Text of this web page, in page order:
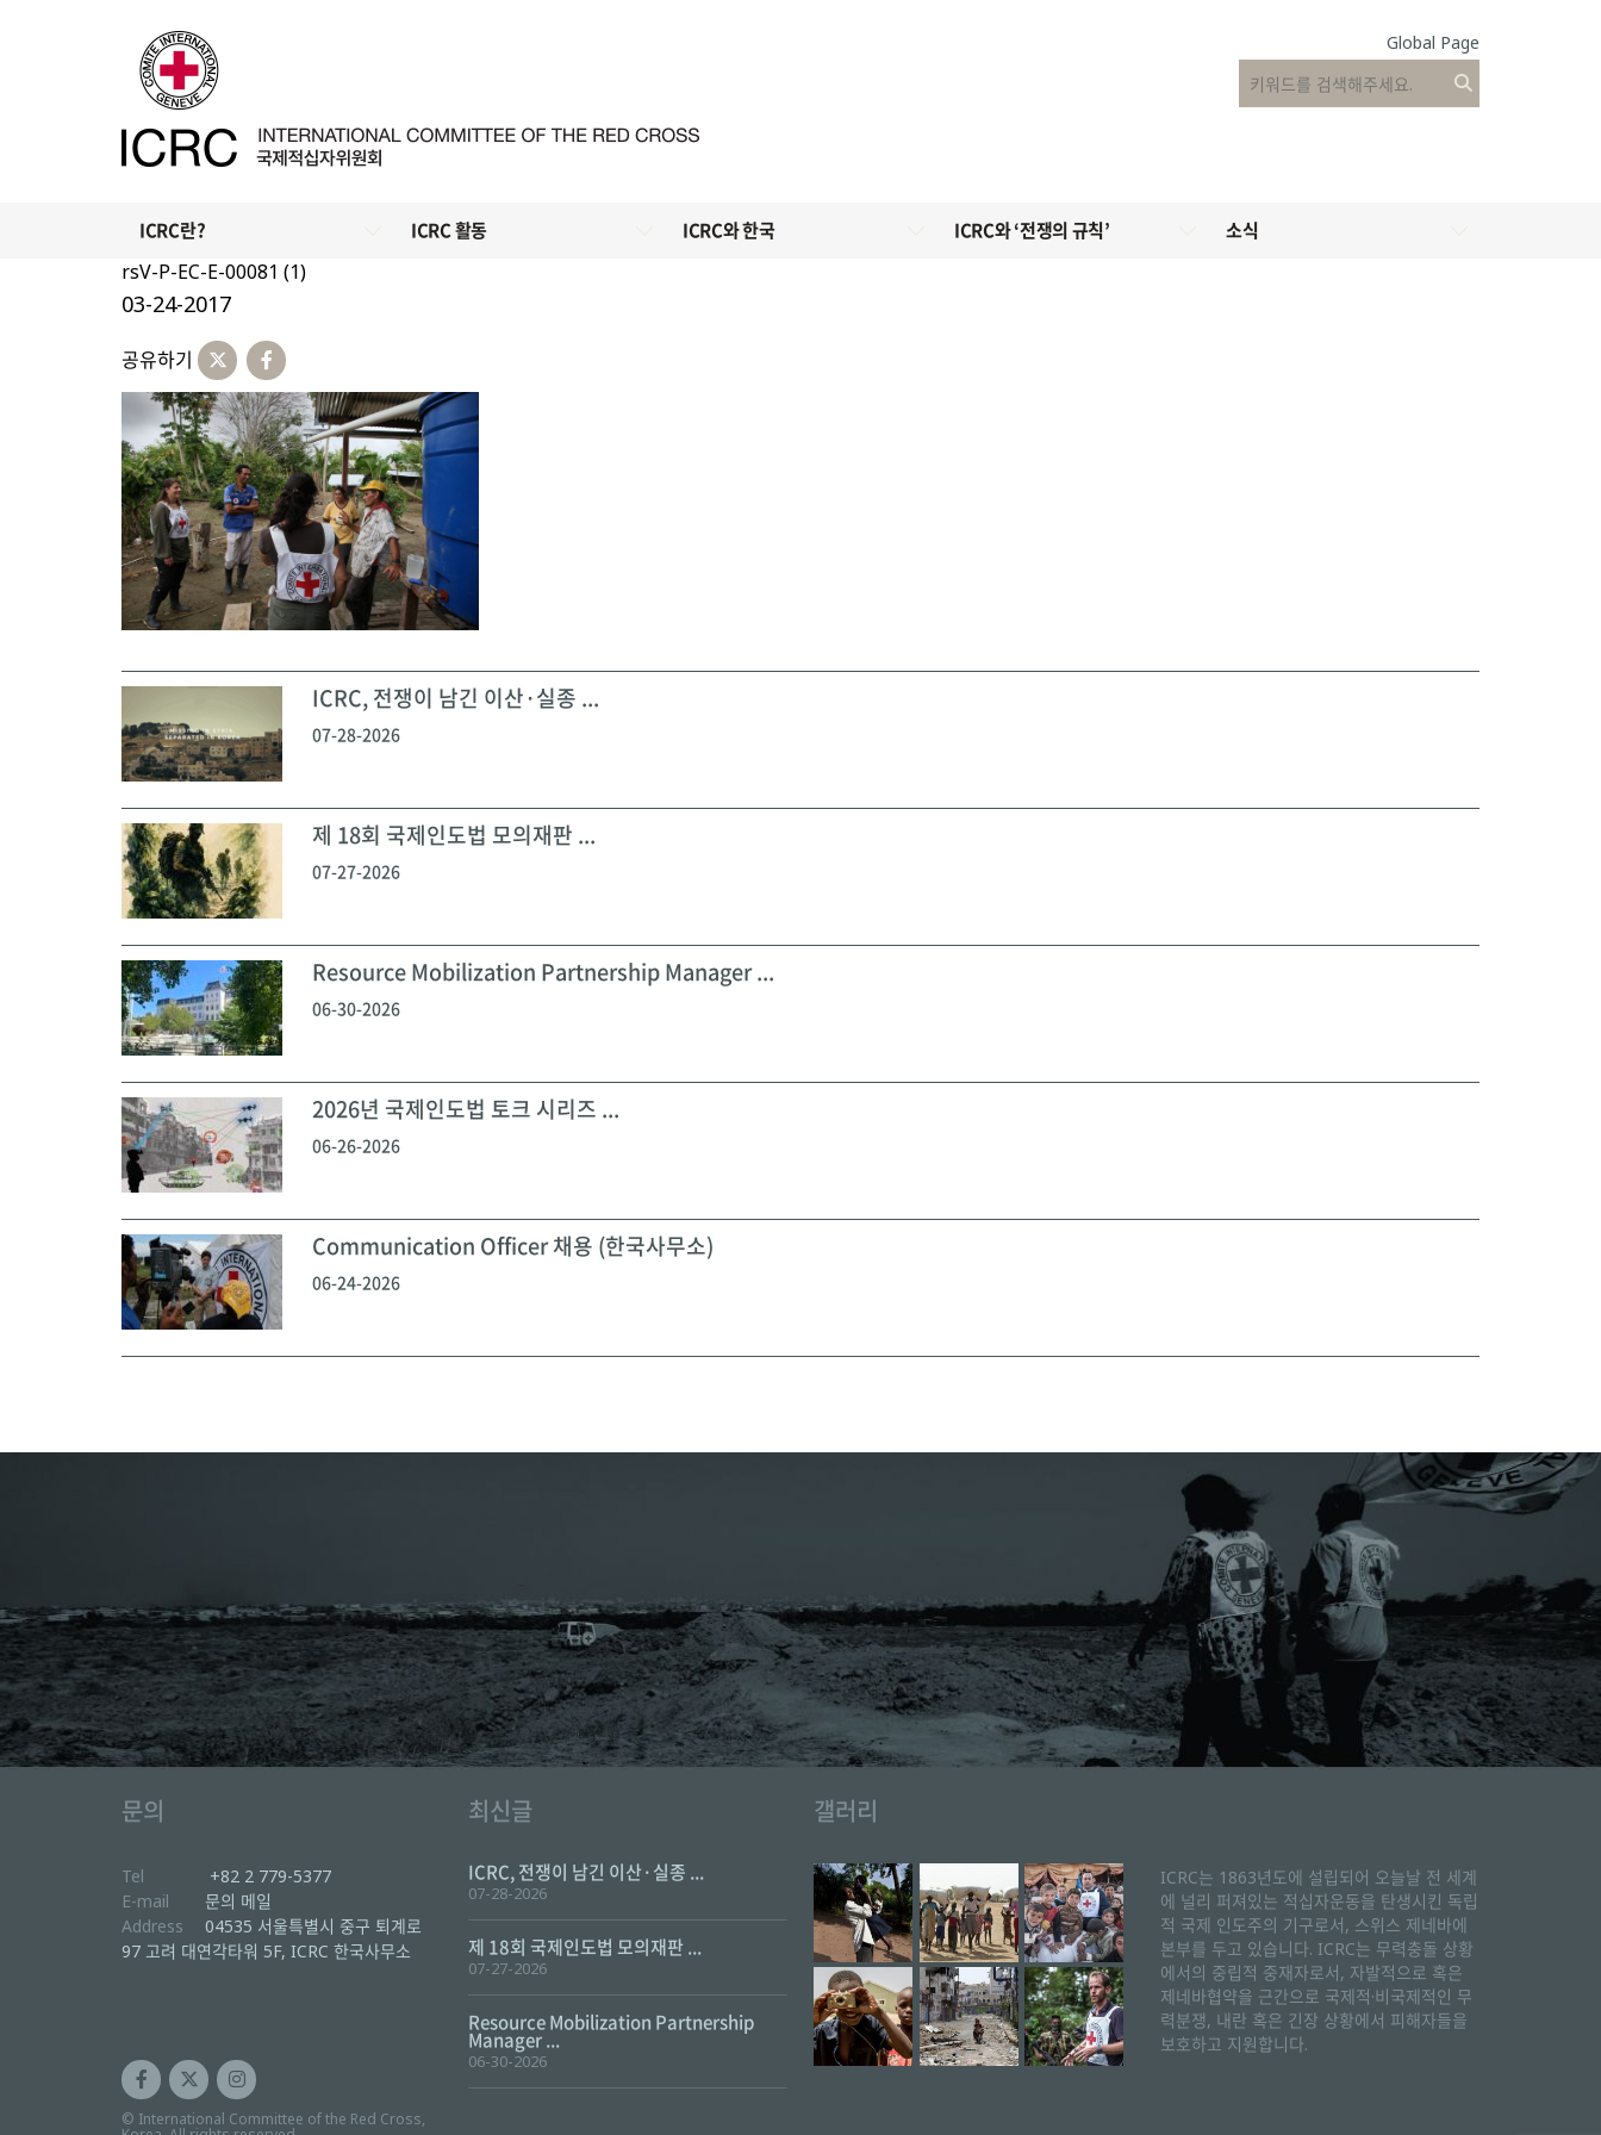
Global Page
ICRC란? ICRC 활동 ICRC와 한국 ICRC와 ‘전쟁의 규칙’
소식
rsV-P-EC-E-00081 (1)
03-24-2017
공유하기
ICRC, 전쟁이 남긴 이산·실종 ...
07-28-2026
제 18회 국제인도법 모의재판 ...
07-27-2026
Resource Mobilization Partnership Manager ...
06-30-2026
2026년 국제인도법 토크 시리즈 ...
06-26-2026
Communication Officer 채용 (한국사무소)
06-24-2026
문의
Tel
+82 2 779-5377
E-mail
문의 메일
Address
04535 서울특별시 중구 퇴계로
97 고려 대연각타워 5F, ICRC 한국사무소
© International Committee of the Red Cross,
최신글
ICRC, 전쟁이 남긴 이산·실종 ...
07-28-2026
제 18회 국제인도법 모의재판 ...
07-27-2026
Resource Mobilization Partnership
Manager ...
06-30-2026
갤러리
ICRC는 1863년도에 설립되어 오늘날 전 세계
에 널리 퍼져있는 적십자운동을 탄생시킨 독립
적 국제 인도주의 기구로서, 스위스 제네바에
본부를 두고 있습니다. ICRC는 무력충돌 상황
에서의 중립적 중재자로서, 자발적으로 혹은
제네바협약을 근간으로 국제적·비국제적인 무
력분쟁, 내란 혹은 긴장 상황에서 피해자들을
보호하고 지원합니다.